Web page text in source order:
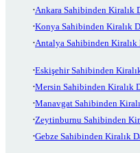
Ankara Sahibinden Kiralık
Konya Sahibinden Kiralık
Antalya Sahibinden Kiralık
Eskişehir Sahibinden
Mersin Sahibinden Kiralık
Manavgat Sahibinden
Zeytinburnu Sahibinden
Gebze Sahibinden Kiralık